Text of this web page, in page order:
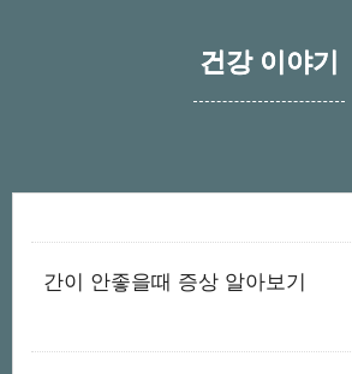
건강 이야기
간이 안좋을때 증상 알아보기